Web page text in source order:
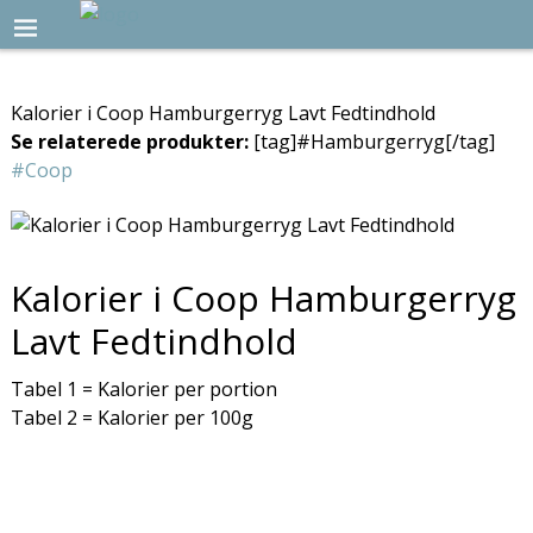
Kalorier i Coop Hamburgerryg Lavt Fedtindhold
Se relaterede produkter:[tag]#Hamburgerryg[/tag]
#Coop
Kalorier i Coop Hamburgerryg
Lavt Fedtindhold
Tabel 1 = Kalorier per portion
Tabel 2 = Kalorier per 100g